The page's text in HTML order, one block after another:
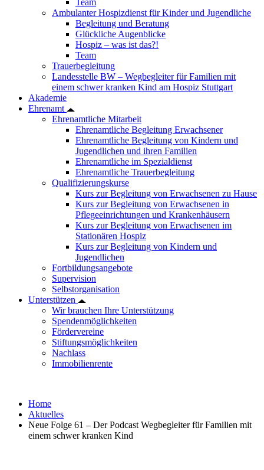
Team
Ambulanter Hospizdienst für Kinder und Jugendliche
Begleitung und Beratung
Glückliche Augenblicke
Hospiz – was ist das?!
Team
Trauerbegleitung
Landesstelle BW – Wegbegleiter für Familien mit
einem schwer kranken Kind am Hospiz Stuttgart
Akademie
Ehrenamt
Ehrenamtliche Mitarbeit
Ehrenamtliche Begleitung Erwachsener
Ehrenamtliche Begleitung von Kindern und
Jugendlichen und ihren Familien
Ehrenamtliche im Spezialdienst
Ehrenamtliche Trauerbegleitung
Qualifizierungskurse
Kurs zur Begleitung von Erwachsenen zu Hause
Kurs zur Begleitung von Erwachsenen in
Pflegeeinrichtungen und Krankenhäusern
Kurs zur Begleitung von Erwachsenen im
Stationären Hospiz
Kurs zur Begleitung von Kindern und
Jugendlichen
Fortbildungsangebote
Supervision
Selbstorganisation
Unterstützen
Wir brauchen Ihre Unterstützung
Spendenmöglichkeiten
Fördervereine
Stiftungsmöglichkeiten
Nachlass
Immobilienrente
Home
Aktuelles
Neue Folge 61 – Der Podcast Wegbegleiter für Familien mit
einem schwer kranken Kind